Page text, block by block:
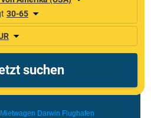
Mietwagen Darwin Flughafen